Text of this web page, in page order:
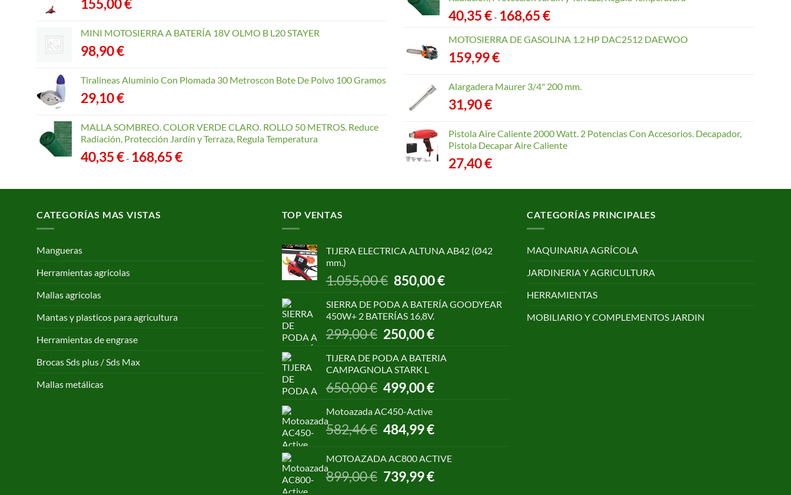
155,00€
MINI MOTOSIERRA A BATERÍA 18V OLMO B L20 STAYER
98,90€
Tiralineas Aluminio Con Plomada 30 Metroscon Bote De Polvo 100 Gramos
29,10€
MALLA SOMBREO. COLOR VERDE CLARO. ROLLO 50 METROS. Reduce
Radiación, Protección Jardín y Terraza, Regula Temperatura
40,35€- 168,65€Rango
desde
40,35€- 168,65€Rango
precios:
168,65 €
MOTOSIERRA DE GASOLINA 1.2 HP DAC2512 DAEWOO
159,99€
Alargadera Maurer 3/4" 200 mm.
31,90€
Pistola Aire Caliente 2000 Watt. 2 Potencias Con Accesorios. Decapador,
Pistola Decapar Aire Caliente
27,40€
CATEGORÍAS MAS VISTAS
Mangueras
Herramientas agricolas
Mallas agricolas
Mantas y plasticos para agricultura
Herramientas de engrase
Brocas Sds plus / Sds Max
Mallas metálicas
TOP VENTAS
TIJERA ELECTRICA ALTUNA AB42 (Ø42
mm.)
1.055,00€ El
precio
original
era:
1.055,00 €.
850,00€El
actual
SIERRA DE PODA A BATERÍA GOODYEAR
450W+ 2 BATERÍAS 16,8V.
299,00€ El
precio
original
era:
299,00 €.
250,00€El
actual
250,00 €.
TIJERA DE PODA A BATERIA
CAMPAGNOLA STARK L
650,00€
El
precio
original
650,00 €.
499,00€El
499,00 €.
Motoazada AC450-Active
582,46€
El
precio
era:
582,46 €.
484,99€El
es:
484,99 €.
MOTOAZADA AC800 ACTIVE
899,00€ El
precio
739,99€El
CATEGORÍAS PRINCIPALES
MAQUINARIA AGRÍCOLA
JARDINERIA Y AGRICULTURA
HERRAMIENTAS
MOBILIARIO Y COMPLEMENTOS JARDIN